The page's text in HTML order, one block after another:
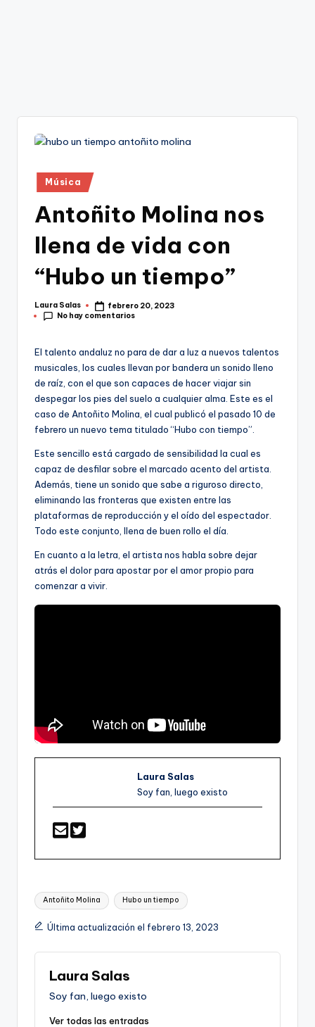
Publicado
en
Música
Antoñito Molina nos
llena de vida con
“Hubo un tiempo”
Publicado
por
Laura Salas
febrero 20, 2023
No hay comentarios
El talento andaluz no para de dar a luz a nuevos talentos
musicales, los cuales llevan por bandera un sonido lleno
de raíz, con el que son capaces de hacer viajar sin
despegar los pies del suelo a cualquier alma. Este es el
caso de Antoñito Molina, el cual publicó el pasado 10 de
febrero un nuevo tema titulado “Hubo con tiempo”.
Este sencillo está cargado de sensibilidad la cual es
capaz de desfilar sobre el marcado acento del artista.
Además, tiene un sonido que sabe a riguroso directo,
eliminando las fronteras que existen entre las
plataformas de reproducción y el oído del espectador.
Todo este conjunto, llena de buen rollo el día.
En cuanto a la letra, el artista nos habla sobre dejar
atrás el dolor para apostar por el amor propio para
comenzar a vivir.
Laura Salas
Soy fan, luego existo
Etiquetas:
Antoñito Molina Hubo un tiempo
Última actualización el febrero 13, 2023
Laura Salas
Soy fan, luego existo
Ver todas las entradas